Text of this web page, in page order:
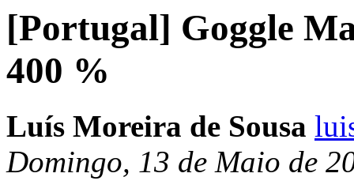
[Portugal] Goggle
400 %
Luí­s Moreira de Sousa
Domingo, 13 de Maio de